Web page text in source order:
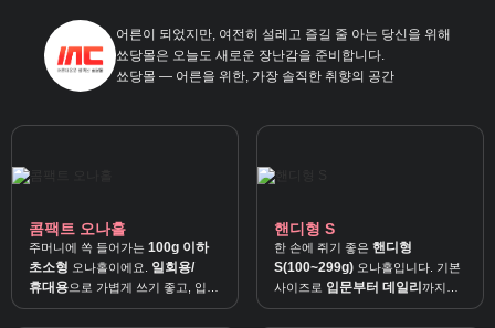
어른이 되었지만, 여전히 설레고 즐길 줄 아는 당신을 위해
쑈당몰은 오늘도 새로운 장난감을 준비합니다.
쑈당몰 — 어른을 위한, 가장 솔직한 취향의 공간
콤팩트 오나홀
주머니에 쏙 들어가는 100g 이하
초소형 오나홀이에요. 일회용/
휴대용으로 가볍게 쓰기 좋고, 입문
·서브용으로도 딱 좋아요.
핸디형 S
한 손에 쥐기 좋은 핸디형
S(100~299g) 오나홀입니다. 기본
사이즈로 입문부터 데일리 까지
무난하게 쓰기 좋아요.